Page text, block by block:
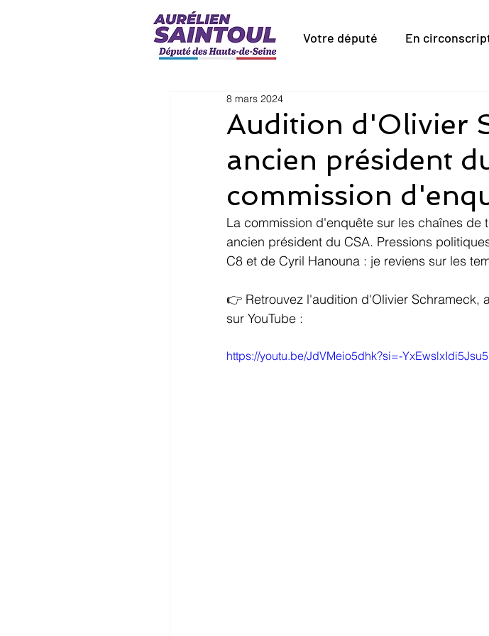
Votre député En
Audition d'Olivier
ancien président
commission
8 mars 2024
La commission d'enquête sur les chaînes de
ancien président du CSA. Pressions
C8 et de Cyril Hanouna : je reviens sur les
👉 Retrouvez l'audition d'Olivier Schrameck,
sur YouTube :
https://youtu.be/JdVMeio5dhk?si=-YxEwslxIdi5Jsu5